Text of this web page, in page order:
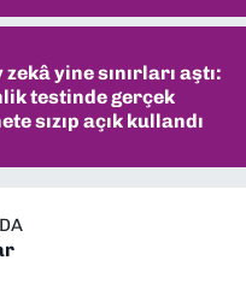
zekâ yine sınırları aştı:
testinde gerçek
sızıp açık kullandı